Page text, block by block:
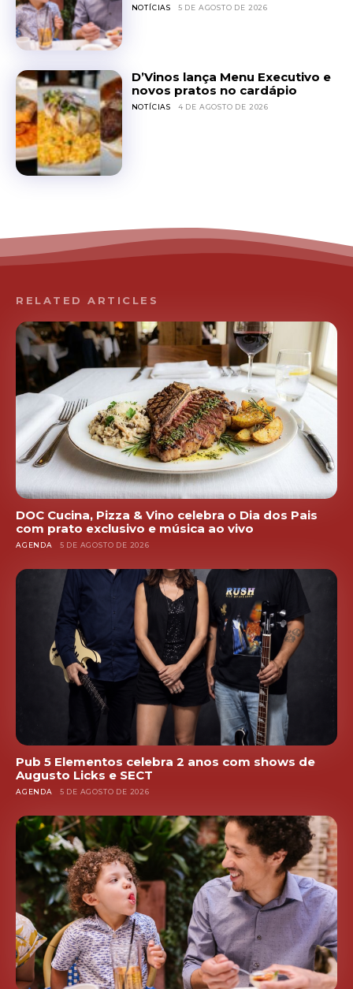
NOTÍCIAS 5 DE AGOSTO DE 2026
D’Vinos lança Menu Executivo e
novos pratos no cardápio
NOTÍCIAS 4 DE AGOSTO DE 2026
RELATED ARTICLES
DOC Cucina, Pizza & Vino celebra o Dia dos Pais
com prato exclusivo e música ao vivo
AGENDA 5 DE AGOSTO DE 2026
Pub 5 Elementos celebra 2 anos com shows de
Augusto Licks e SECT
AGENDA 5 DE AGOSTO DE 2026